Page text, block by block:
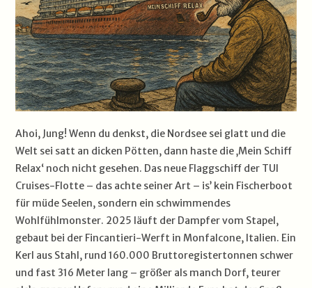
Ahoi, Jung! Wenn du denkst, die Nordsee sei glatt und die
Welt sei satt an dicken Pötten, dann haste die ‚Mein Schiff
Relax‘ noch nicht gesehen. Das neue Flaggschiff der TUI
Cruises-Flotte – das achte seiner Art – is’ kein Fischerboot
für müde Seelen, sondern ein schwimmendes
Wohlfühlmonster. 2025 läuft der Dampfer vom Stapel,
gebaut bei der Fincantieri-Werft in Monfalcone, Italien. Ein
Kerl aus Stahl, rund 160.000 Bruttoregistertonnen schwer
und fast 316 Meter lang – größer als manch Dorf, teurer